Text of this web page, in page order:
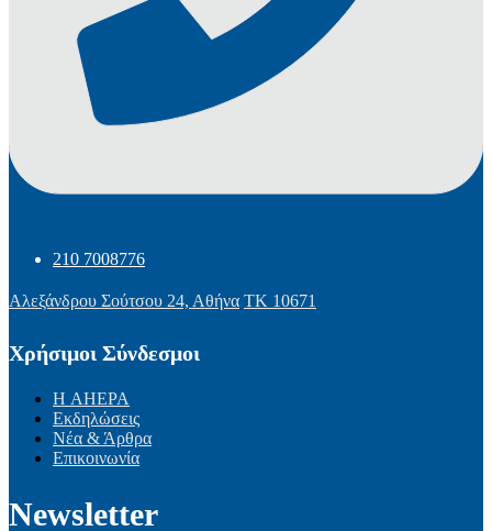
210 7008776
Αλεξάνδρου Σούτσου 24, Αθήνα ΤΚ 10671
Χρήσιμοι Σύνδεσμοι
Η AHEPA
Εκδηλώσεις
Νέα & Άρθρα
Επικοινωνία
Newsletter